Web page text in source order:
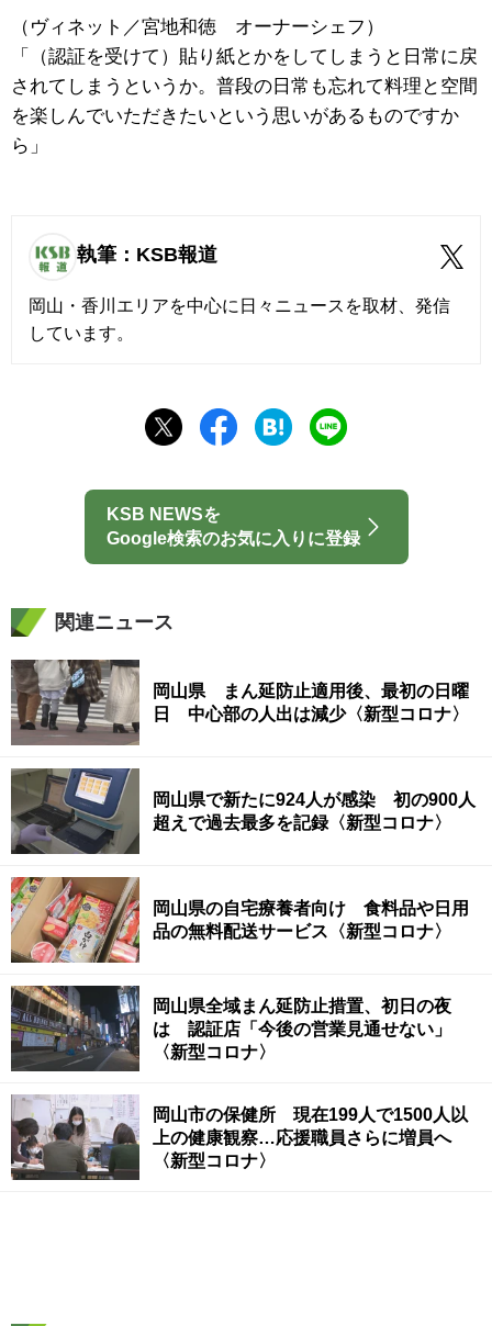
（ヴィネット／宮地和徳 オーナーシェフ）
「（認証を受けて）貼り紙とかをしてしまうと日常に戻
されてしまうというか。普段の日常も忘れて料理と空間
を楽しんでいただきたいという思いがあるものですか
ら」
執筆：KSB報道
岡山・香川エリアを中心に日々ニュースを取材、発信
しています。
KSB NEWSを
Google検索のお気に入りに登録
関連ニュース
岡山県 まん延防止適用後、最初の日曜
日 中心部の人出は減少〈新型コロナ〉
岡山県で新たに924人が感染 初の900人
超えで過去最多を記録〈新型コロナ〉
岡山県の自宅療養者向け 食料品や日用
品の無料配送サービス〈新型コロナ〉
岡山県全域まん延防止措置、初日の夜
は 認証店「今後の営業見通せない」
〈新型コロナ〉
岡山市の保健所 現在199人で1500人以
上の健康観察…応援職員さらに増員へ
〈新型コロナ〉